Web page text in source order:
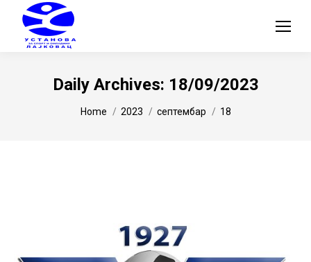
Daily Archives: 18/09/2023
Home 2023 септембар 18